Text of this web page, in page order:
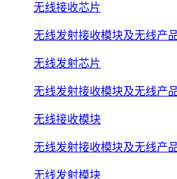
无线接收芯片
无线发射接收模块及无线产
无线发射芯片
无线发射接收模块及无线产
无线接收模块
无线发射接收模块及无线产
无线发射模块